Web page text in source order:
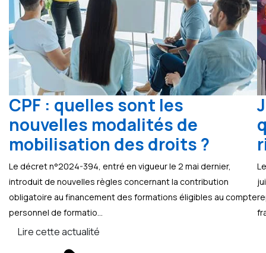
CPF : quelles sont les
nouvelles modalités de
mobilisation des droits ?
Le décret n°2024-394, entré en vigueur le 2 mai dernier,
introduit de nouvelles règles concernant la contribution
obligatoire au financement des formations éligibles au compte
personnel de formatio...
Lire cette actualité